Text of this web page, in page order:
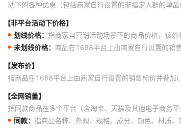
动下的各种优惠（包括商家自行设置的非指定人群的单
【非平台活动下价格】
划线价格： 指商家自营销活动场景下的商品价格，该
未划线价格： 商品在1688平台上由商家自行设置的销
【发布价】
指商品在1688平台上由商家自行设置的销售标价并叠加
【全网销量】
指同款商品在多个平台（含淘宝、天猫及其他电子商务
同款： 指商品名称、外观、规格、成分、颜色、材质